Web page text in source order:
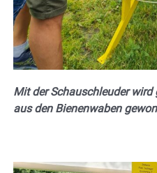
Mit der Schauschleuder wird
aus den Bienenwaben